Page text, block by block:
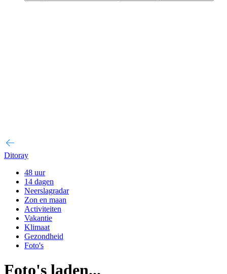
Ditoray
48 uur
14 dagen
Neerslagradar
Zon en maan
Activiteiten
Vakantie
Klimaat
Gezondheid
Foto's
Foto's laden...